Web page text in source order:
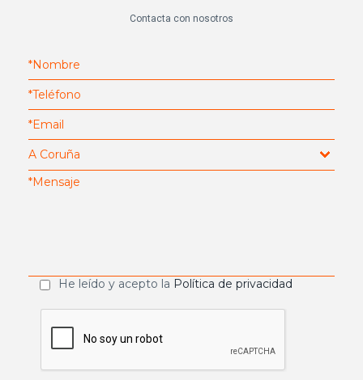
Contacta con nosotros
He leído y acepto la Política de privacidad